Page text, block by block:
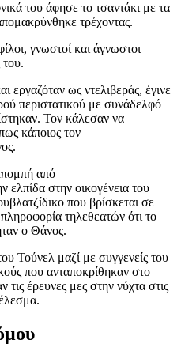
του άφησε το τσαντάκι με τα
τρέχοντας.
γνωστοί και άγνωστοι
του.
ως ντελιβεράς, έγινε
περιστατικού με συνάδελφό
Τον κάλεσαν να
κάποιος τον
από
στην οικογένεια του
που βρίσκεται σε
τηλεθεατών ότι το
ο Θάνος.
Τούνελ μαζί με συγγενείς του
που ανταποκρίθηκαν στο
έρευνες μες στην νύχτα στις